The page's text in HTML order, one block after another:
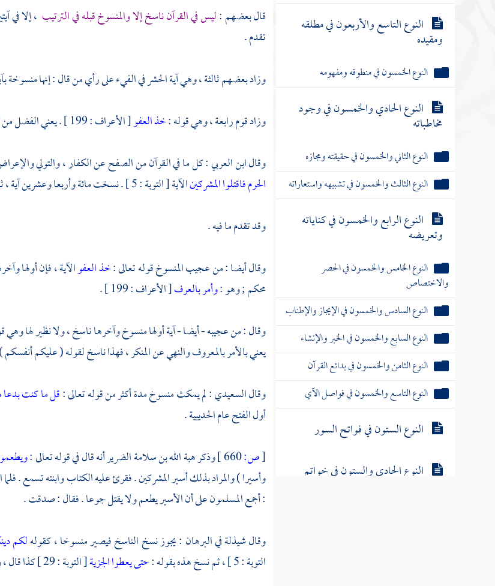
النوع التاسع والأربعون في مطلقه
ومقيده
النوع الخمسون في منطوقه ومفهومه
النوع الحادي والخمسون في وجود
مخاطباته
النوع الثاني والخمسون في حقيقته ومجازه
النوع الثالث والخمسون في تشبيهه واستعاراته
النوع الرابع والخمسون في كناياته
وتعريضه
النوع الخامس والخمسون في الحصر
والاختصاص
النوع السادس والخمسون في الإيجاز والإطناب
النوع السابع والخمسون في الخبر والإنشاء
النوع الثامن والخمسون في بدائع القرآن
النوع التاسع والخمسون في فواصل الآي
النوع الستون في فواتح السور
النوع الحادي والستون في خواتم
قال بعضهم :ليس في القرآن ناسخ إلا والمنسوخ قبله في الترتيب ، إلا في
تقدم .
وزاد بعضهم ثالثة ، وهي آية الحشر في الفيء على رأي من قال : إنها منسوخة
وزاد قوم رابعة ، وهي قوله :خذ العفو[ الأعراف : 199 ] . يعني الفضل من أموالهم ، على رأي من قال : إنها منسوخة بآية الزكاة .
وقالابن العربي: كل ما في القرآن من الصفح عن الكفار ، والتولي
الحرم فاقتلوا المشركينالآية [ التوبة : 5 ] . نسخت مائة وأربعا وعشرين آية ، ثم نسخ آخرها أولها . انتهى .
وقد تقدم ما فيه .
وقال أيضا : من عجيب المنسوخ قوله تعالى :خذ العفوالآية ، فإن أولها
محكم ; وهو :وأمر بالعرف[ الأعراف : 199 ] .
وقال : من عجيبه - أيضا - آية أولها منسوخ وآخرها ناسخ ، ولا نظير لها وهي
يعني بالأمر بالمعروف والنهي عن المنكر ، فهذا ناسخ لقوله ( عليكم
وقالالسعيدي: لم يمكث منسوخ مدة أكثر من قوله تعالى :قل ما كنت
أول الفتح عام الحديبية .
[ص:660 ] وذكرهبة الله بن سلامة الضريرأنه قال في قوله تعالى :
وأسيرا ) والمراد بذلك أسير المشركين . فقرئ عليه الكتاب وابنته تسمع .
: أجمع المسلمون على أن الأسير يطعم ولا يقتل جوعا . فقال : صدقت .
وقالشيذلةفي البرهان : يجوز نسخ الناسخ فيصير منسوخا ، كقولهلكم
التوبة : 5 ] ، ثم نسخ هذه بقوله :
حتى يعطوا الجزية[ التوبة : 29 ] كذا قال ، وفيه نظر من وجهين :